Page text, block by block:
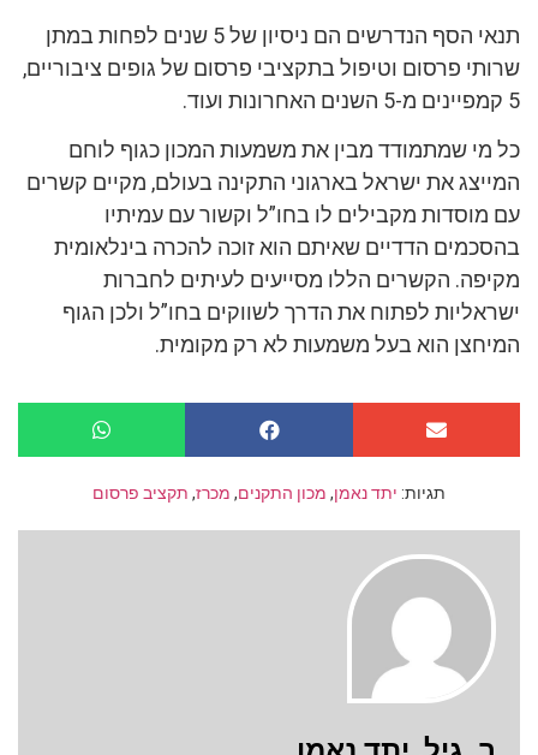
תנאי הסף הנדרשים הם ניסיון של 5 שנים לפחות במתן
שרותי פרסום וטיפול בתקציבי פרסום של גופים ציבוריים,
5 קמפיינים מ-5 השנים האחרונות ועוד.
כל מי שמתמודד מבין את משמעות המכון כגוף לוחם
המייצג את ישראל בארגוני התקינה בעולם, מקיים קשרים
עם מוסדות מקבילים לו בחו”ל וקשור עם עמיתיו
בהסכמים הדדיים שאיתם הוא זוכה להכרה בינלאומית
מקיפה. הקשרים הללו מסייעים לעיתים לחברות
ישראליות לפתוח את הדרך לשווקים בחו”ל ולכן הגוף
המיחצן הוא בעל משמעות לא רק מקומית.
תגיות: יתד נאמן, מכון התקנים, מכרז, תקציב פרסום